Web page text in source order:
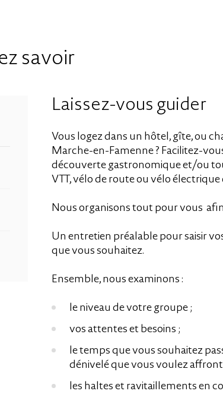
savoir
Laissez-vous guider
Vous logez dans un hôtel, gîte, ou
Marche-en-Famenne ? Facilitez-
découverte gastronomique et/ou
VTT, vélo de route ou vélo
Nous organisons tout pour vous
Un entretien préalable pour saisir
que vous souhaitez.
Ensemble, nous examinons :
le niveau de votre groupe ;
vos attentes et besoins ;
le temps que vous souhaitez
dénivelé que vous voulez
les haltes et ravitaillements en